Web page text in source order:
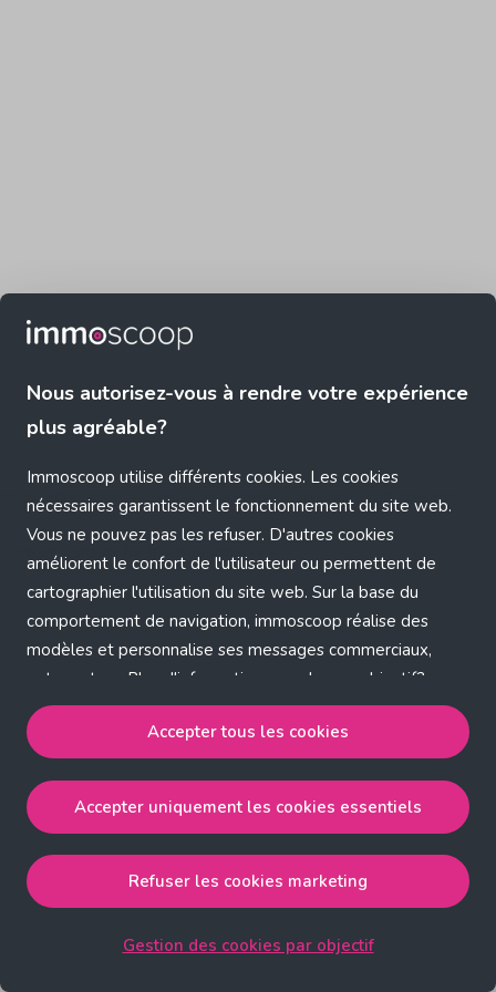
Nous autorisez-vous à rendre votre expérience
plus agréable?
Immoscoop utilise différents cookies. Les cookies
nécessaires garantissent le fonctionnement du site web.
Vous ne pouvez pas les refuser. D'autres cookies
améliorent le confort de l'utilisateur ou permettent de
cartographier l'utilisation du site web. Sur la base du
comportement de navigation, immoscoop réalise des
modèles et personnalise ses messages commerciaux,
entre autres. Plus d'informations sur chaque objectif?
Cliquez sur 'Gestion des cookies par objectif'.
Notre politique de cookies
Accepter tous les cookies
strictement nécessaires, performance, fonctionnalité et
publicité ciblée.
Accepter uniquement les cookies essentielsaccepte
les cookies strictement nécessaires.
Accepter tous les cookies
Accepter uniquement les cookies essentiels
Refuser les cookies marketing
Gestion des cookies par objectif
Application error: a client-side exception has occurred (see the
browser console for more information)